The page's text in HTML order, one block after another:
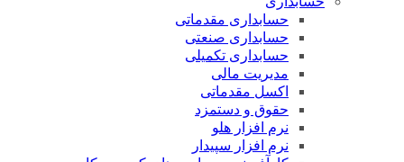
حسابداری مقدماتی
حسابداری صنعتی
حسابداری تکمیلی
مدیریت مالی
اکسل مقدماتی
حقوق و دستمزد
نرم افزار هلو
نرم افزار سپیدار